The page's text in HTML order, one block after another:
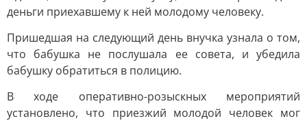
деньги приехавшему к ней молодому человеку.
Пришедшая на следующий день внучка узнала о том,
что бабушка не послушала ее совета, и убедила
бабушку обратиться в полицию.
В ходе оперативно-розыскных мероприятий
установлено, что приезжий молодой человек мог